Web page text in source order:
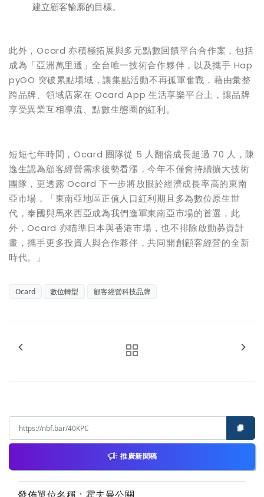
建立顧客輪廓的目標。
此外，Ocard 亦積極拓展與多元點數回饋平台合作案，包括
成為「亞洲萬里通」全台唯一技術合作夥伴，以及攜手 Hap
pyGO 突破累點場域，讓集點活動不再孤軍奮戰，藉由彙整
跨品牌、領域店家在 Ocard App 生活享樂平台上，讓品牌
享受異業互相導流、點數生態圈的紅利。
短短七年時間，Ocard 團隊從 5 人翻倍成長超過 70 人，陳
逸生認為顧客經營需求後勢看漲，今年不僅會持續擴大技術
團隊，更透露 Ocard 下一步將放眼於經濟成長率高的東南
亞市場，「東南亞地區正值人口紅利期且多為數位原生世
代，泰國與馬來西亞成為我們進軍東南亞市場的首選，此
外，Ocard 亦瞄準日本與香港市場，也不排除啟動募資計
畫，攜手更多投資人與合作夥伴，共同開創顧客經營的全新
時代。」
Ocard 數位轉型 顧客經營科技品牌
推廣新聞稿